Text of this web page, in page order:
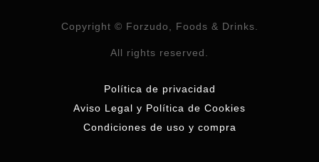
Copyright © Forzudo, Foods & Drinks.
All rights reserved.
Política de privacidad
Aviso Legal y Política de Cookies
Condiciones de uso y compra